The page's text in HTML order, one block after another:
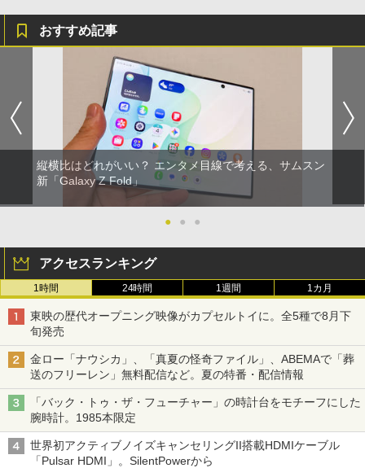
おすすめ記事
縦横比はどれがいい？ エンタメ目線で考える、サムスン
新「Galaxy Z Fold」
● ● ●
アクセスランキング
1時間 24時間 1週間 1カ月
東映の歴代オープニング映像がカプセルトイに。全5種で8月下
旬発売
金ロー「ナウシカ」、「真夏の怪奇ファイル」、ABEMAで「葬
送のフリーレン」無料配信など。夏の特番・配信情報
「バック・トゥ・ザ・フューチャー」の時計台をモチーフにした
腕時計。1985本限定
世界初アクティブノイズキャンセリングII搭載HDMIケーブル
「Pulsar HDMI」。SilentPowerから